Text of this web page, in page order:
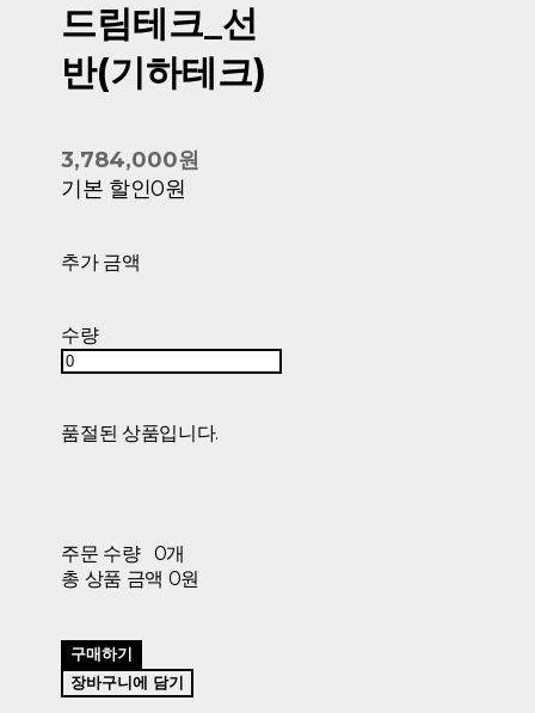
드림테크_선
반(기하테크)
3,784,000원
기본 할인0원
추가 금액
수량
품절된 상품입니다.
주문 수량
0개
총 상품 금액 0원
구매하기
장바구니에 담기